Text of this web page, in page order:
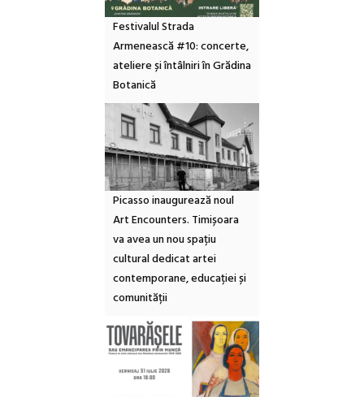
Festivalul Strada
Armenească #10: concerte,
ateliere și întâlniri în Grădina
Botanică
Picasso inaugurează noul
Art Encounters. Timișoara
va avea un nou spațiu
cultural dedicat artei
contemporane, educației și
comunității